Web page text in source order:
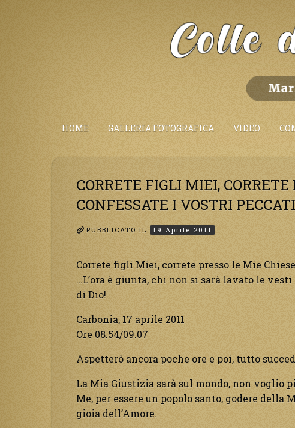
HOME GALLERIA FOTOGRAFICA VIDEO
CORRETE FIGLI MIEI,
CONFESSATE I VOSTRI
PUBBLICATO IL 19 Aprile 2011
Correte figli Miei, correte presso le Mie
…L’ora è giunta, chi non si sarà lavato le
di Dio!
Carbonia, 17 aprile 2011
Ore 08.54/09.07
Aspetterò ancora poche ore e poi, tutto
La Mia Giustizia sarà sul mondo, non voglio
Me, per essere un popolo santo, godere
gioia dell’Amore.